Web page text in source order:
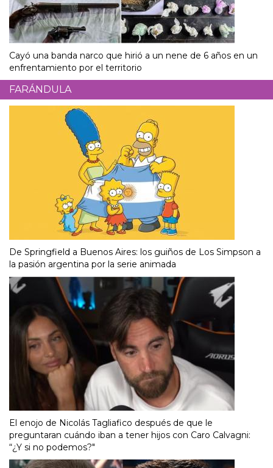
Cayó una banda narco que hirió a un nene de 6 años en un
enfrentamiento por el territorio
FARÁNDULA
De Springfield a Buenos Aires: los guiños de Los Simpson a
la pasión argentina por la serie animada
El enojo de Nicolás Tagliafico después de que le
preguntaran cuándo iban a tener hijos con Caro Calvagni:
“¿Y si no podemos?"